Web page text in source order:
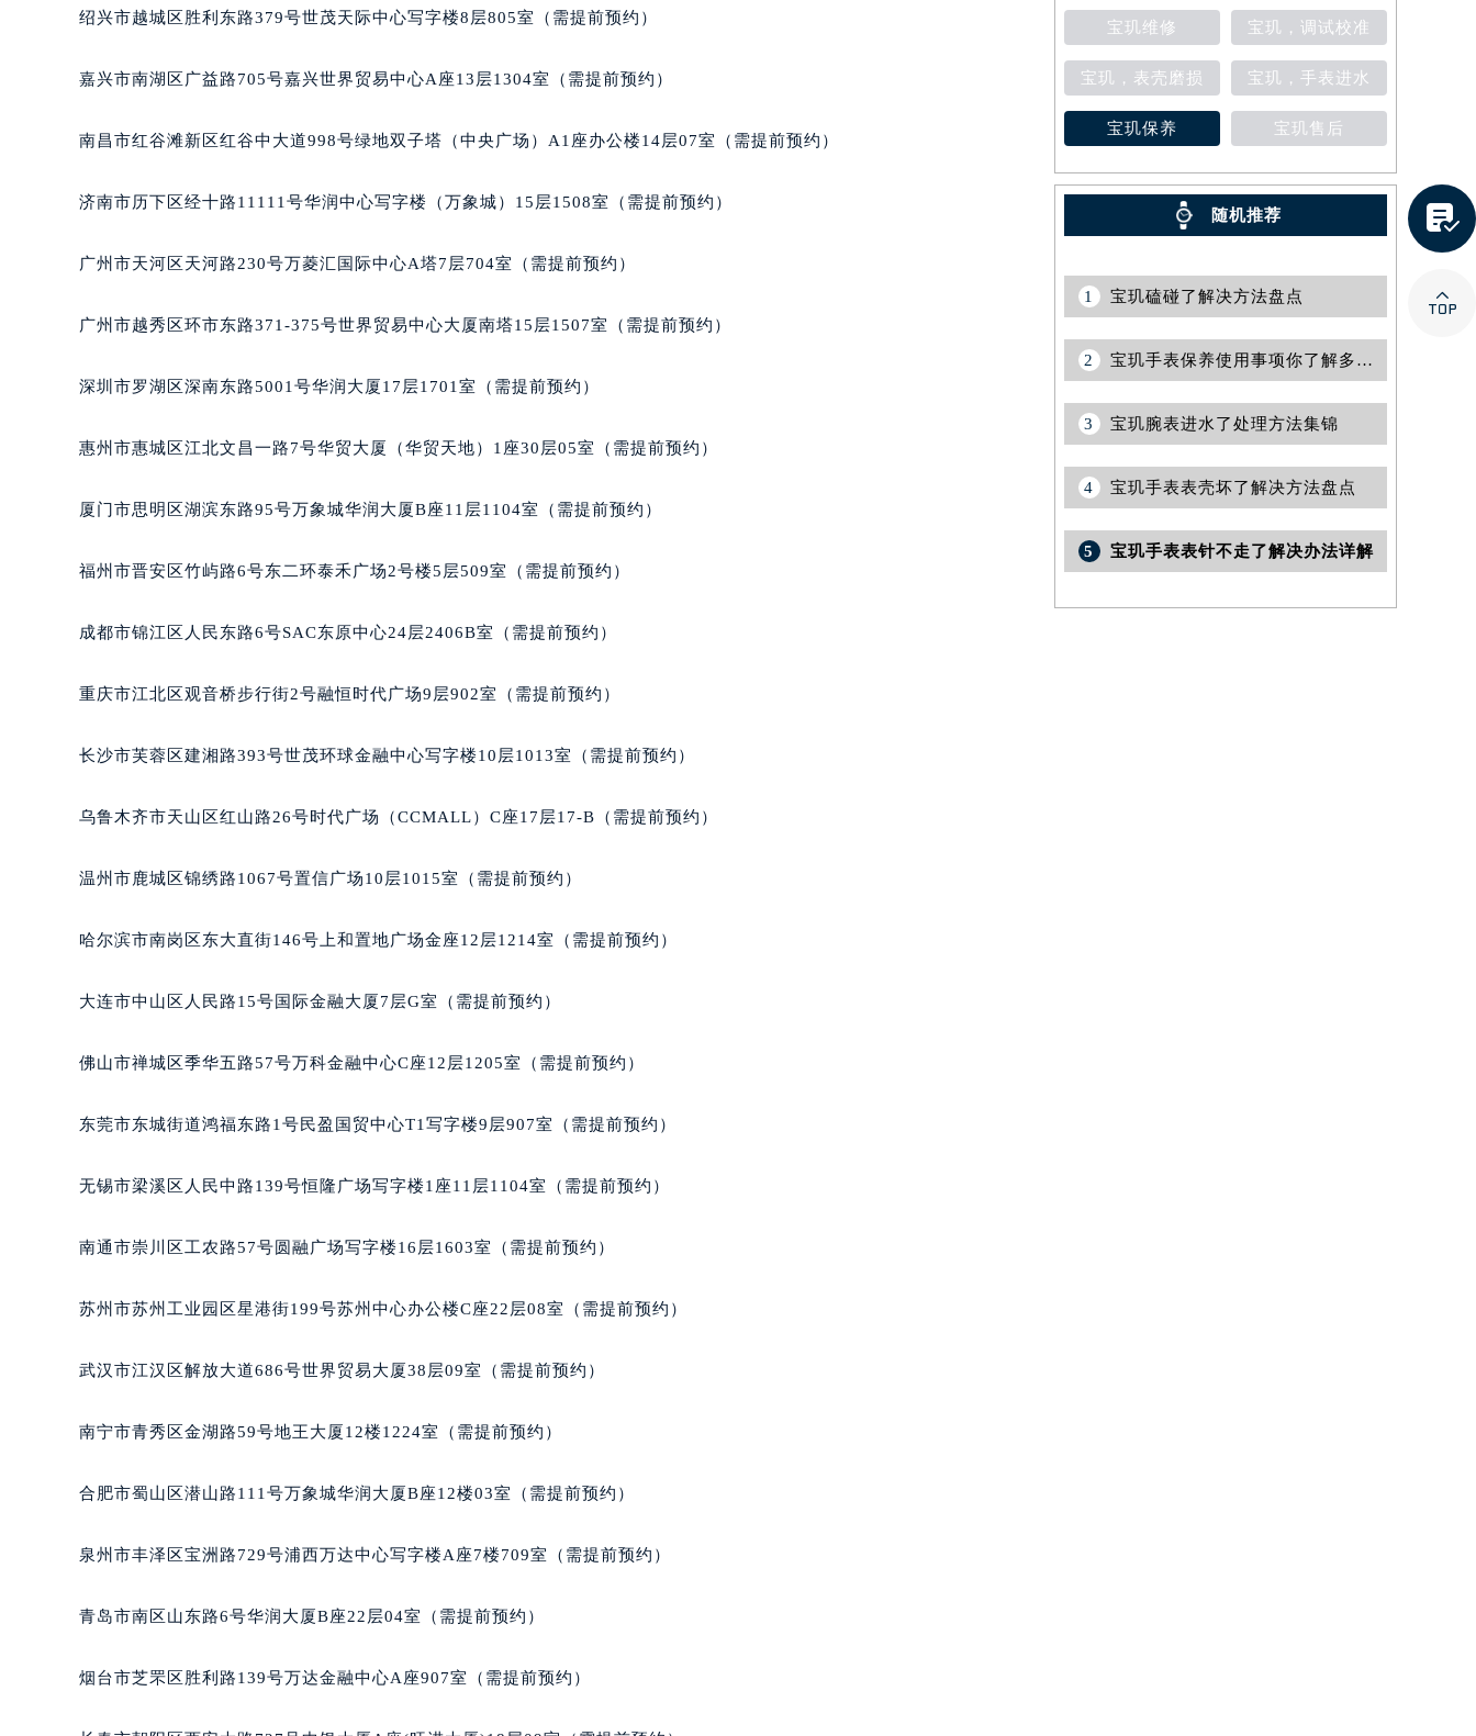
昆明市盘龙区北京路928号同德昆明广场写字楼10层06室（需提前预约）
西安市碑林区南关正街88号华侨城长安国际中心E座6楼10室（需提前预约）
唐山市路南区新华东道100号万达广场写字楼A座10层1002室（需提前预约）
内蒙古自治区呼和浩特市玉泉区大学西街70号华润万象城写字楼（鄂尔多斯大厦）23层2326室（需提前预约）
重庆市解放碑渝中区民权路28号英利国际金融中心写字楼20层01室（需提前预约）
黑龙江省鹤岗市向阳区红军路宝玑售后服务中心（需提前预约）
黑龙江省鸡西市鸡冠区红军路宝玑售后服务中心（需提前预约）
黑龙江省牡丹江市东安区太平路宝玑售后服务中心（需提前预约）
黑龙江省齐齐哈尔市龙沙区龙华路宝玑售后服务中心（需提前预约）
黑龙江省绥化市北林区新华街与康庄路交叉口宝玑售后服务中心（需提前预约）
吉林省白城市洮北区明仁南街宝玑售后服务中心（需提前预约）
吉林省吉林市船营区河南街宝玑售后服务中心（需提前预约）
吉林省梅河口市新华街道梅河大街宝玑售后服务中心（需提前预约）
吉林省松原市宁江区五环大街宝玑售后服务中心（需提前预约）
吉林省延边市延吉市解放路宝玑售后服务中心（需提前预约）
辽宁省本溪市平山区胜利路宝玑售后服务中心（需提前预约）
辽宁省丹东市振兴区七经街宝玑售后服务中心（需提前预约）
辽宁省阜新市海州区解放大街宝玑售后服务中心（需提前预约）
辽宁省锦州市古塔区中央大街宝玑售后服务中心（需提前预约）
辽宁省盘锦市兴隆台区石油大街宝玑售后服务中心（需提前预约）
辽宁省营口市站前区市府路与渤海大街交叉口宝玑售后服务中心（需提前预约）
辽宁省沈阳市沈河区中街路83号亨得利名表维修授权店1楼宝玑售后服务中心（需提前预约）
北京市东城区东长安街1号王府井东方广场W3座6层602室宝玑售后服务中心（需提前预约）
内蒙古自治区阿拉善盟市左旗土尔扈特大街宝玑售后服务中心（需提前预约）
内蒙古自治区包头市青山区幸福路甲3号王府井百货名表维修宝玑售后服务中心（需提前预约）
内蒙古自治区鄂尔多斯市东胜区伊金霍洛街宝玑售后服务中心（需提前预约）
内蒙古自治区通辽市科尔沁区明仁大街宝玑售后服务中心（需提前预约）
内蒙古自治区乌兰察布市集宁区恩和大街宝玑售后服务中心（需提前预约）
内蒙古自治区兴安盟市乌兰浩特市兴安大街宝玑售后服务中心（需提前预约）
绍兴市越城区胜利东路379号世茂天际中心写字楼8层805室（需提前预约）
嘉兴市南湖区广益路705号嘉兴世界贸易中心A座13层1304室（需提前预约）
南昌市红谷滩新区红谷中大道998号绿地双子塔（中央广场）A1座办公楼14层07室（需提前预约）
济南市历下区经十路11111号华润中心写字楼（万象城）15层1508室（需提前预约）
广州市天河区天河路230号万菱汇国际中心A塔7层704室（需提前预约）
广州市越秀区环市东路371-375号世界贸易中心大厦南塔15层1507室（需提前预约）
深圳市罗湖区深南东路5001号华润大厦17层1701室（需提前预约）
惠州市惠城区江北文昌一路7号华贸大厦（华贸天地）1座30层05室（需提前预约）
厦门市思明区湖滨东路95号万象城华润大厦B座11层1104室（需提前预约）
福州市晋安区竹屿路6号东二环泰禾广场2号楼5层509室（需提前预约）
成都市锦江区人民东路6号SAC东原中心24层2406B室（需提前预约）
重庆市江北区观音桥步行街2号融恒时代广场9层902室（需提前预约）
长沙市芙蓉区建湘路393号世茂环球金融中心写字楼10层1013室（需提前预约）
乌鲁木齐市天山区红山路26号时代广场（CCMALL）C座17层17-B（需提前预约）
温州市鹿城区锦绣路1067号置信广场10层1015室（需提前预约）
哈尔滨市南岗区东大直街146号上和置地广场金座12层1214室（需提前预约）
大连市中山区人民路15号国际金融大厦7层G室（需提前预约）
佛山市禅城区季华五路57号万科金融中心C座12层1205室（需提前预约）
东莞市东城街道鸿福东路1号民盈国贸中心T1写字楼9层907室（需提前预约）
无锡市梁溪区人民中路139号恒隆广场写字楼1座11层1104室（需提前预约）
南通市崇川区工农路57号圆融广场写字楼16层1603室（需提前预约）
苏州市苏州工业园区星港街199号苏州中心办公楼C座22层08室（需提前预约）
武汉市江汉区解放大道686号世界贸易大厦38层09室（需提前预约）
南宁市青秀区金湖路59号地王大厦12楼1224室（需提前预约）
合肥市蜀山区潜山路111号万象城华润大厦B座12楼03室（需提前预约）
泉州市丰泽区宝洲路729号浦西万达中心写字楼A座7楼709室（需提前预约）
青岛市南区山东路6号华润大厦B座22层04室（需提前预约）
烟台市芝罘区胜利路139号万达金融中心A座907室（需提前预约）
宝玑维修 宝玑，调试校准
宝玑，表壳磨损 宝玑，手表进水
宝玑保养 宝玑售后
随机推荐
1 宝玑磕碰了解决方法盘点
2 宝玑手表保养使用事项你了解多少？
3 宝玑腕表进水了处理方法集锦
4 宝玑手表表壳坏了解决方法盘点
5 宝玑手表表针不走了解决办法详解

